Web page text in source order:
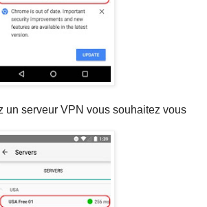
un serveur VPN vous souhaitez vous